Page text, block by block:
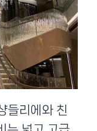
들리에와 친